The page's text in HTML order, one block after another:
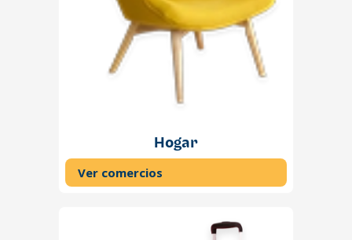
Hogar
Ver comercios